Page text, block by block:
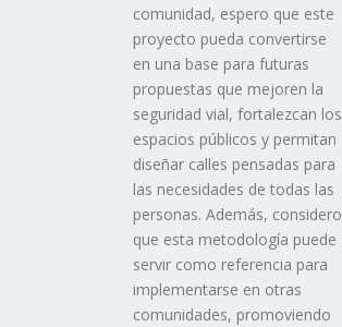
comunidad, espero que este
proyecto pueda convertirse
en una base para futuras
propuestas que mejoren la
seguridad vial, fortalezcan los
espacios públicos y permitan
diseñar calles pensadas para
las necesidades de todas las
personas. Además, considero
que esta metodología puede
servir como referencia para
implementarse en otras
comunidades, promoviendo